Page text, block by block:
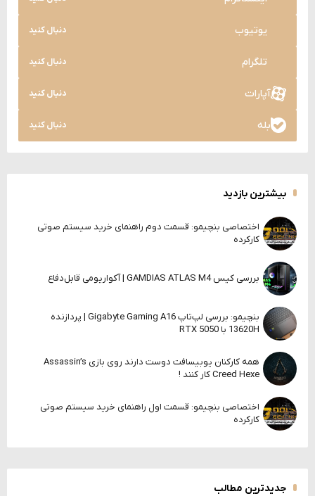
یوتیوب دنبال کنید
تلگرام دنبال کنید
آپارات دنبال کنید
بله دنبال کنید
بیشترین بازدید
اختصاصی بنچیمو: قسمت دوم راهنمای خرید سیستم صوتی
کارکرده
بررسی کیس GAMDIAS ATLAS M4 | آکواریومی قابل‌دفاع
بنچیمو: بررسی لپ‌تاپ Gigabyte Gaming A16 | پردازنده
13620H با RTX 5050
همه کارکنان یوبیسافت دوست دارند روی بازی Assassin’s
Creed Hexe کار کنند !
اختصاصی بنچیمو: قسمت اول راهنمای خرید سیستم صوتی
کارکرده
جدیدترین مطالب